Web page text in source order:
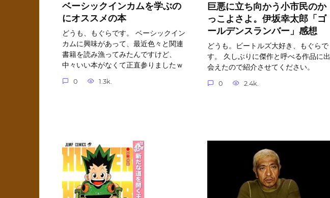
ベーシックインカムを学ぶの
にオススメの本
どうも、もぐらです。 ベーシックイン
カムに興味があって、最近色々と関連
書籍を読み漁ってみたんですけど、
中々いい本がなくて正直参りましたｗ
0 1.3k.
巨悪に立ち向かう小市民のか
っこよさよ。伊坂幸太郎「ゴ
ールデンスランバー」感想
どうも。ビートルズ大好き、もぐらで
す。 久しぶりに傑作と呼べる作品に出
会えたので紹介させてください。
0 2.4k.